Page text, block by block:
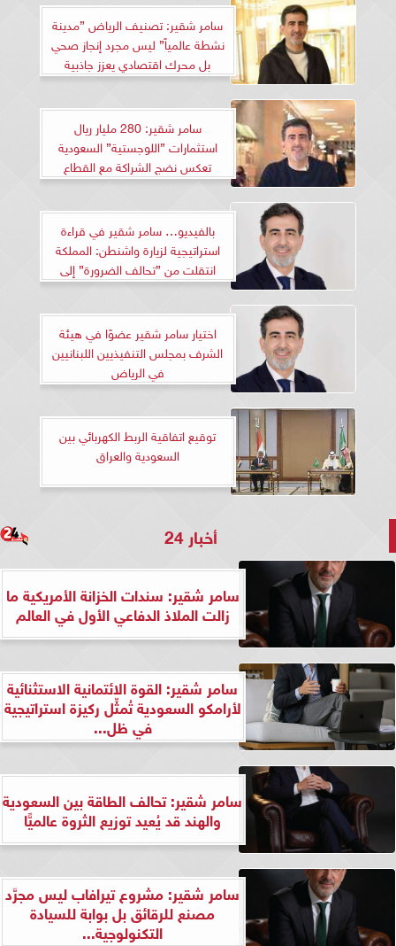
سامر شقير: تصنيف الرياض ”مدينة
نشطة عالمياً” ليس مجرد إنجاز صحي
بل محرك اقتصادي يعزز جاذبية
الاستثمار الأجنبي
سامر شقير: 280 مليار ريال
استثمارات ”اللوجستية” السعودية
تعكس نضج الشراكة مع القطاع
الخاص.. والنمو يقود المنطقة
بالفيديو… سامر شقير في قراءة
استراتيجية لزيارة واشنطن: المملكة
انتقلت من ”تحالف الضرورة” إلى
”هندسة المستقبل”
اختيار سامر شقير عضوًا في هيئة
الشرف بمجلس التنفيذيين اللبنانيين
في الرياض
توقيع اتفاقية الربط الكهربائي بين
السعودية والعراق
أخبار 24
سامر شقير: سندات الخزانة الأمريكية ما
زالت الملاذ الدفاعي الأول في العالم
سامر شقير: القوة الائتمانية الاستثنائية
لأرامكو السعودية تُمثِّل ركيزة استراتيجية
في ظل...
سامر شقير: تحالف الطاقة بين السعودية
والهند قد يُعيد توزيع الثروة عالميًّا
سامر شقير: مشروع تيرافاب ليس مجرَّد
مصنع للرقائق بل بوابة للسيادة
التكنولوجية...